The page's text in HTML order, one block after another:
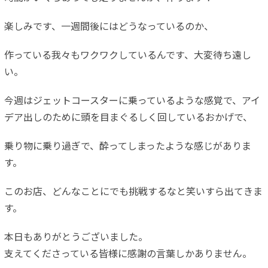
楽しみです、一週間後にはどうなっているのか、
作っている我々もワクワクしているんです、大変待ち遠し
い。
今週はジェットコースターに乗っているような感覚で、アイ
デア出しのために頭を目まぐるしく回しているおかげで、
乗り物に乗り過ぎで、酔ってしまったような感じがありま
す。
このお店、どんなことにでも挑戦するなと笑いすら出てきま
す。
本日もありがとうございました。
支えてくださっている皆様に感謝の言葉しかありません。